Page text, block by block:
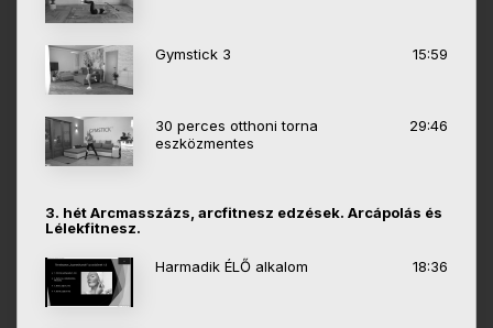
Gymstick 3 15:59
30 perces otthoni torna
eszközmentes
29:46
3. hét Arcmasszázs, arcfitnesz edzések. Arcápolás és
Lélekfitnesz.
Harmadik ÉLŐ alkalom 18:36